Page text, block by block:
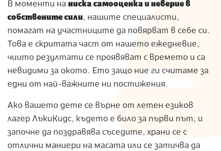
В моменти на ниска самооценка и неверие в
собствените сили, нашите специалисти,
помагат на участниците да повярват в себе си.
Това е скритата част от нашето ежедневие,
чиито резултати се проявяват с времето и са
невидими за окото. Ето защо ние ги считаме за
едни от най-важните ни постижения.
Ако вашето дете се върне от летен езиков
лагер ЛъкиКидс, където е било за първи път, и
започне да поздравява съседите, храни се с
отлични маниери на масата или се затичва да